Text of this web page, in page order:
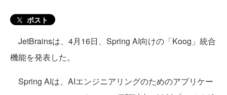
ポスト
JetBrainsは、4月16日、Spring AI向けの「Koog」統合
機能を発表した。
Spring AIは、AIエンジニアリングのためのアプリケー